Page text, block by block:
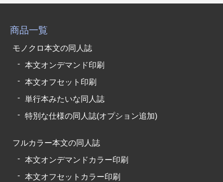
商品一覧
モノクロ本文の同人誌
本文オンデマンド印刷
本文オフセット印刷
単行本みたいな同人誌
特別な仕様の同人誌(オプション追加)
フルカラー本文の同人誌
本文オンデマンドカラー印刷
本文オフセットカラー印刷